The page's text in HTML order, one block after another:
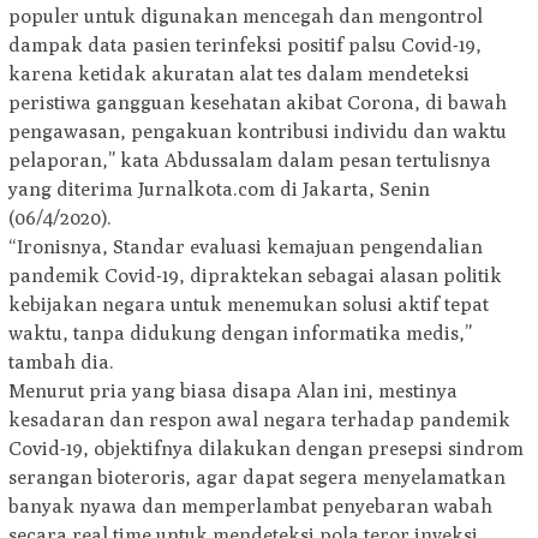
populer untuk digunakan mencegah dan mengontrol
dampak data pasien terinfeksi positif palsu Covid-19,
karena ketidak akuratan alat tes dalam mendeteksi
peristiwa gangguan kesehatan akibat Corona, di bawah
pengawasan, pengakuan kontribusi individu dan waktu
pelaporan,” kata Abdussalam dalam pesan tertulisnya
yang diterima Jurnalkota.com di Jakarta, Senin
(06/4/2020).
“Ironisnya, Standar evaluasi kemajuan pengendalian
pandemik Covid-19, dipraktekan sebagai alasan politik
kebijakan negara untuk menemukan solusi aktif tepat
waktu, tanpa didukung dengan informatika medis,”
tambah dia.
Menurut pria yang biasa disapa Alan ini, mestinya
kesadaran dan respon awal negara terhadap pandemik
Covid-19, objektifnya dilakukan dengan presepsi sindrom
serangan bioteroris, agar dapat segera menyelamatkan
banyak nyawa dan memperlambat penyebaran wabah